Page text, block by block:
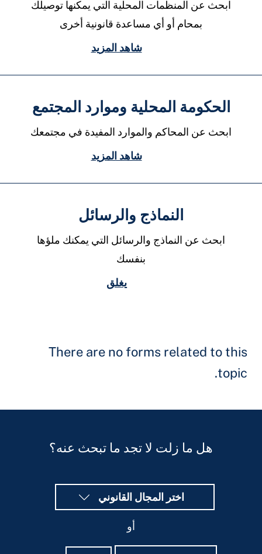
ابحث عن المنظمات المحلية التي يمكنها توصيلك
بمحام أو أي مساعدة قانونية أخرى
شاهد المزيد
الحكومة المحلية وموارد المجتمع
ابحث عن المحاكم والموارد المفيدة في مجتمعك
شاهد المزيد
النماذج والرسائل
ابحث عن النماذج والرسائل التي يمكنك ملؤها
بنفسك
يغلق
There are no forms related to this
topic.
هل ما زلت لا تجد ما تبحث عنه؟
اختر المجال القانوني